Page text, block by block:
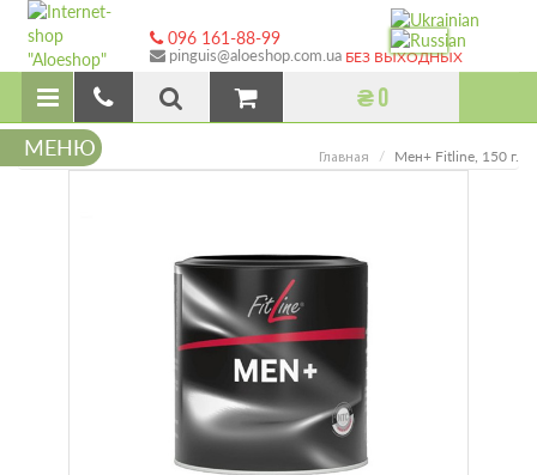
096 161-88-99
pinguis@aloeshop.com.ua БЕЗ ВЫХОДНЫХ
₴ 0
МЕНЮ Главная Мен+ Fitline, 150 г.